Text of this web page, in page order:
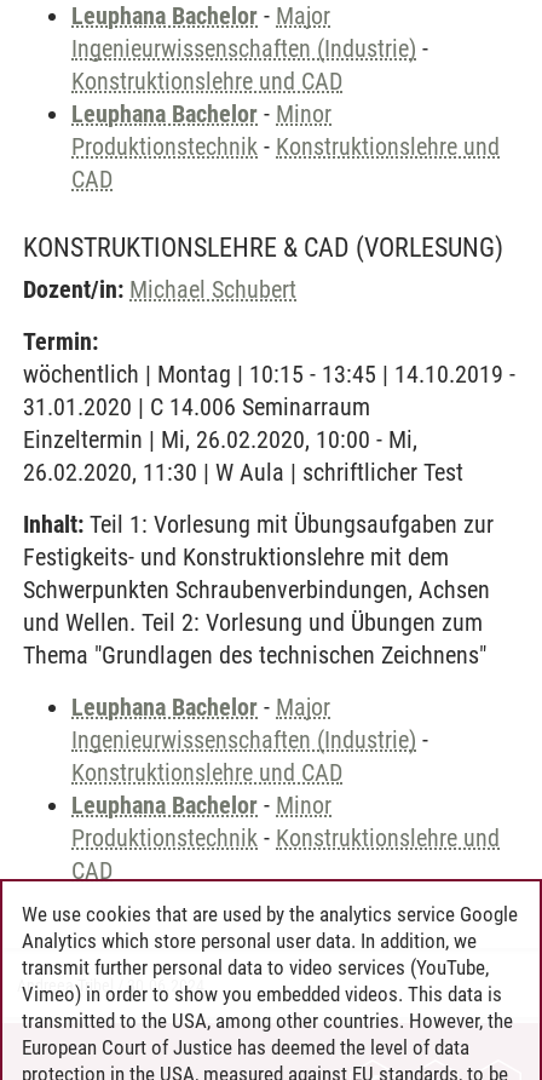
Leuphana Bachelor - Major
Ingenieurwissenschaften (Industrie) -
Konstruktionslehre und CAD
Leuphana Bachelor - Minor
Produktionstechnik - Konstruktionslehre und
CAD
KONSTRUKTIONSLEHRE & CAD (VORLESUNG)
Dozent/in: Michael Schubert
Termin:
wöchentlich | Montag | 10:15 - 13:45 | 14.10.2019 -
31.01.2020 | C 14.006 Seminarraum
Einzeltermin | Mi, 26.02.2020, 10:00 - Mi,
26.02.2020, 11:30 | W Aula | schriftlicher Test
Inhalt: Teil 1: Vorlesung mit Übungsaufgaben zur
Festigkeits- und Konstruktionslehre mit dem
Schwerpunkten Schraubenverbindungen, Achsen
und Wellen. Teil 2: Vorlesung und Übungen zum
Thema "Grundlagen des technischen Zeichnens"
Leuphana Bachelor - Major
Ingenieurwissenschaften (Industrie) -
Konstruktionslehre und CAD
Leuphana Bachelor - Minor
Produktionstechnik - Konstruktionslehre und
CAD
Andreea Tribel 30.06.2024
We use cookies that are used by the analytics service Google
Analytics which store personal user data. In addition, we
transmit further personal data to video services (YouTube,
Vimeo) in order to show you embedded videos. This data is
transmitted to the USA, among other countries. However, the
European Court of Justice has deemed the level of data
protection in the USA, measured against EU standards, to be